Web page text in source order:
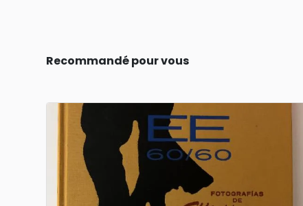
Recommandé pour vous